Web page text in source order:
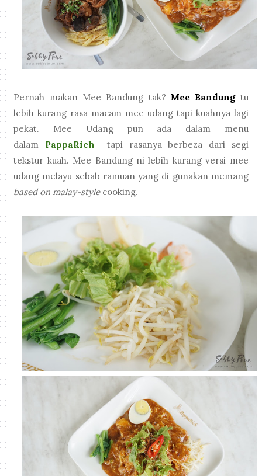
Pernah makan Mee Bandung tak? Mee Bandungtu
lebih kurang rasa macam mee udang tapi kuahnya lagi
pekat. Mee Udang pun ada dalam menu
dalam PappaRich tapi rasanya berbeza dari segi
tekstur kuah. Mee Bandung ni lebih kurang versi mee
udang melayu sebab ramuan yang di gunakan memang
based on malay-stylecooking.